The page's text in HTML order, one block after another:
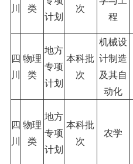
川
类
计划
次
程
四
川
物理
类
地方
专项
计划
本科批
次
机械设
计制造
及其自
动化
四
川
物理
类
地方
专项
计划
本科批
次
农学